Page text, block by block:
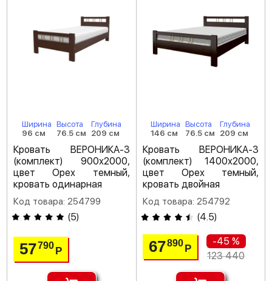
Ширина
96 см
Высота
76.5 см
Глубина
209 см
Кровать ВЕРОНИКА-3
(комплект) 900х2000,
цвет Орех темный,
кровать одинарная
Код товара: 254799
(5)
57790Р
Ширина
146 см
Высота
76.5 см
Глубина
209 см
Кровать ВЕРОНИКА-3
(комплект) 1400х2000,
цвет Орех темный,
кровать двойная
Код товара: 254792
(4.5)
67890 Р
-45 %
123 440